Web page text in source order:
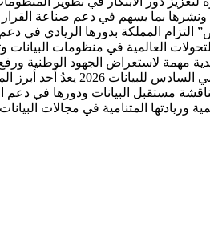
ونشرها بما يسهم في دعم صناعة
التزام المملكة بدورها الريادي
العالمية في منظومات البيانات
مهمة لاستعراض الجهود الوطنية
الجدير بالذكر أن
مستقبل البيانات ودورها في دعم
وريادتها المتنامية في مجالات